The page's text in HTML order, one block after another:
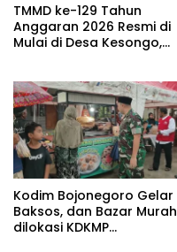
TMMD ke-129 Tahun
Anggaran 2026 Resmi di
Mulai di Desa Kesongo,
Kodim Bojonegoro Gelar
Baksos, dan Bazar Murah
dilokasi KDKMP